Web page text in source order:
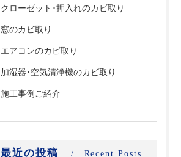
クローゼット･押入れのカビ取り
窓のカビ取り
エアコンのカビ取り
加湿器･空気清浄機のカビ取り
施工事例ご紹介
最近の投稿 Recent Posts